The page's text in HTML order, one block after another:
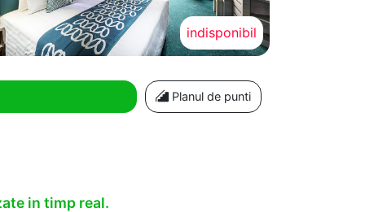
indisponibil
Planul de punti
in timp real.